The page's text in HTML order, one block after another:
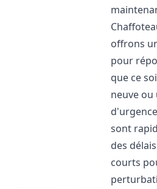
offrons
pour
que ce
neuve
sont
des
courts